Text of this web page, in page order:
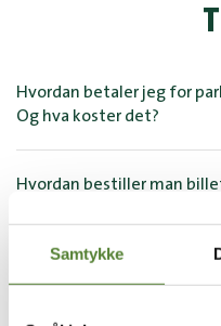
Samtykke
Hvordan betaler jeg for
Og hva koster det?
Hvordan bestiller man